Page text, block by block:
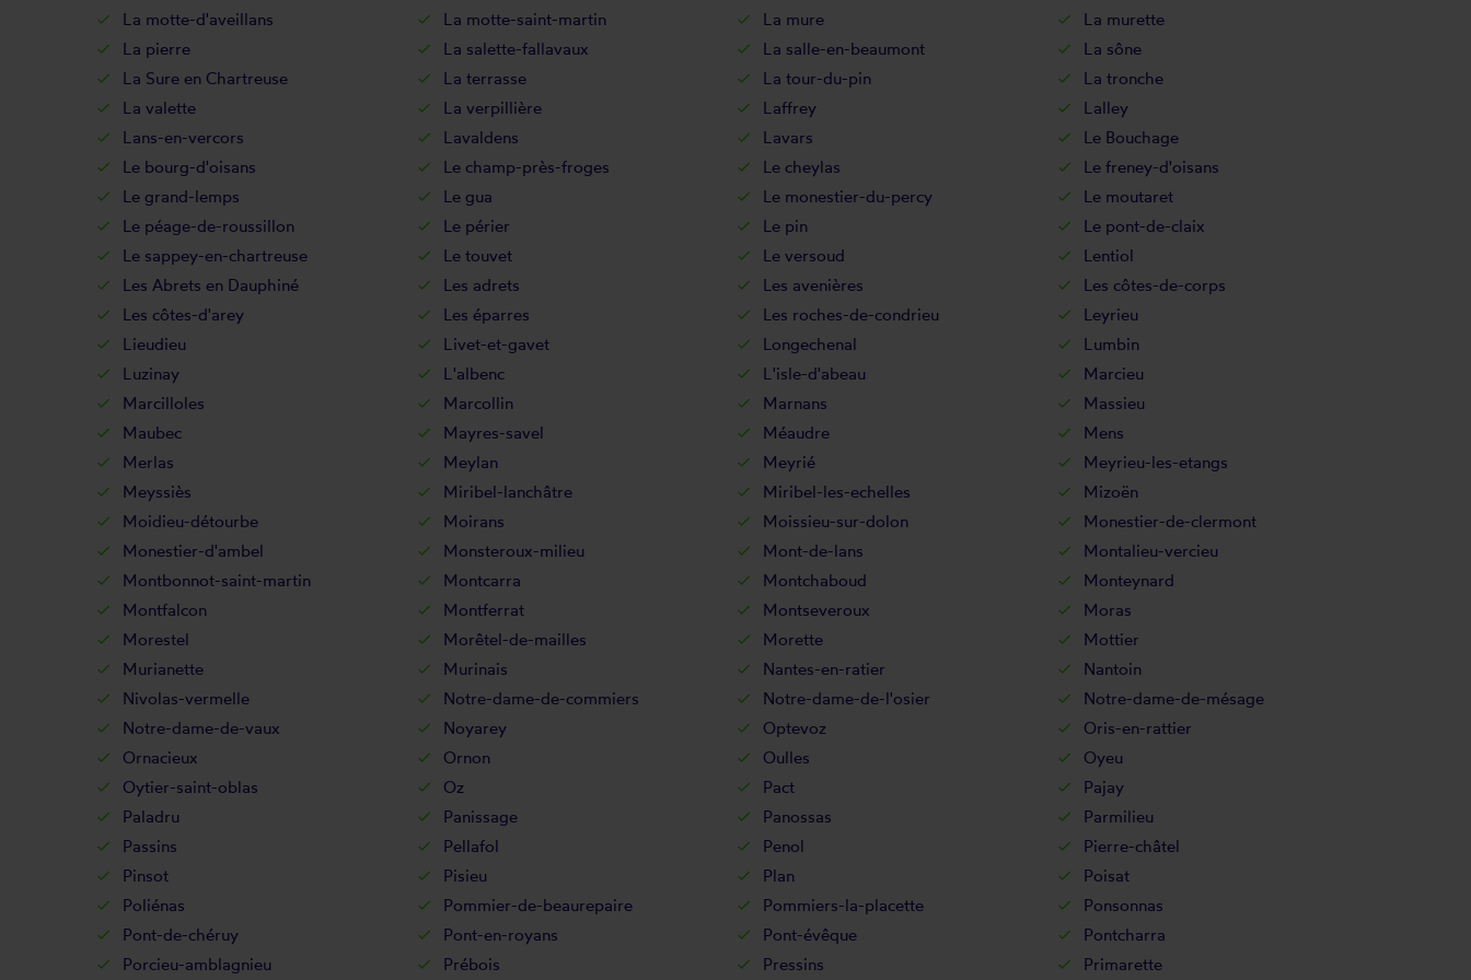
La motte-d'aveillans
La motte-saint-martin La mure
La murette
La pierre
La salette-fallavaux La salle-en-beaumont
La sône
La Sure en Chartreuse
La terrasse La tour-du-pin
La tronche
La valette
La verpillière Laffrey
Lalley
Lans-en-vercors
Lavaldens Lavars
Le Bouchage
Le bourg-d'oisans
Le champ-près-froges Le cheylas
Le freney-d'oisans
Le grand-lemps
Le gua Le monestier-du-percy
Le moutaret
Le péage-de-roussillon
Le périer Le pin
Le pont-de-claix
Le sappey-en-chartreuse
Le touvet Le versoud
Lentiol
Les Abrets en Dauphiné
Les adrets Les avenières
Les côtes-de-corps
Les côtes-d'arey
Les éparres Les roches-de-condrieu
Leyrieu
Lieudieu
Livet-et-gavet Longechenal
Lumbin
Luzinay
L'albenc L'isle-d'abeau
Marcieu
Marcilloles
Marcollin Marnans
Massieu
Maubec
Mayres-savel Méaudre
Mens
Merlas
Meylan Meyrié
Meyrieu-les-etangs
Meyssiès
Miribel-lanchâtre Miribel-les-echelles
Mizoën
Moidieu-détourbe
Moirans Moissieu-sur-dolon
Monestier-de-clermont
Monestier-d'ambel
Monsteroux-milieu Mont-de-lans
Montalieu-vercieu
Montbonnot-saint-martin
Montcarra Montchaboud
Monteynard
Montfalcon
Montferrat Montseveroux
Moras
Morestel
Morêtel-de-mailles Morette
Mottier
Murianette
Murinais Nantes-en-ratier
Nantoin
Nivolas-vermelle
Notre-dame-de-commiers Notre-dame-de-l'osier
Notre-dame-de-mésage
Notre-dame-de-vaux
Noyarey Optevoz
Oris-en-rattier
Ornacieux
Ornon Oulles
Oyeu
Oytier-saint-oblas
Oz Pact
Pajay
Paladru
Panissage Panossas
Parmilieu
Passins
Pellafol Penol
Pierre-châtel
Pinsot
Pisieu Plan
Poisat
Poliénas
Pommier-de-beaurepaire Pommiers-la-placette
Ponsonnas
Pont-de-chéruy
Pont-en-royans Pont-évêque
Pontcharra
Porcieu-amblagnieu
Prébois Pressins Primarette